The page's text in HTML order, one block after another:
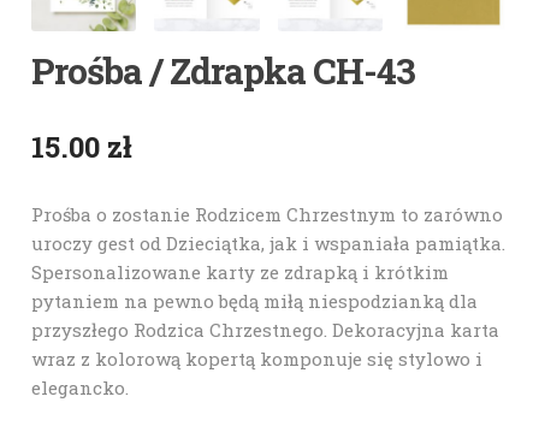
Prośba / Zdrapka CH-43
15.00 zł
Prośba o zostanie Rodzicem Chrzestnym to zarówno
uroczy gest od Dzieciątka, jak i wspaniała pamiątka.
Spersonalizowane karty ze zdrapką i krótkim
pytaniem na pewno będą miłą niespodzianką dla
przyszłego Rodzica Chrzestnego. Dekoracyjna karta
wraz z kolorową kopertą komponuje się stylowo i
elegancko.